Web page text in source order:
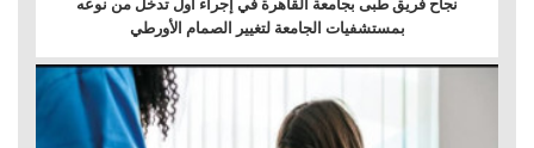
نجاح فريق طبى بجامعة القاهرة في إجراء أول تدخل من نوعه
بمستشفيات الجامعة لتغيير الصمام الأورطي